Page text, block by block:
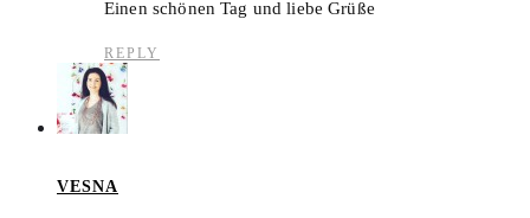
Einen schönen Tag und liebe Grüße
REPLY
VESNA